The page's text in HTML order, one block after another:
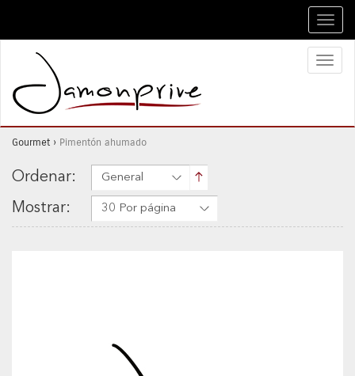
Gourmet › Pimentón ahumado
Ordenar: General
Mostrar: 30 Por página